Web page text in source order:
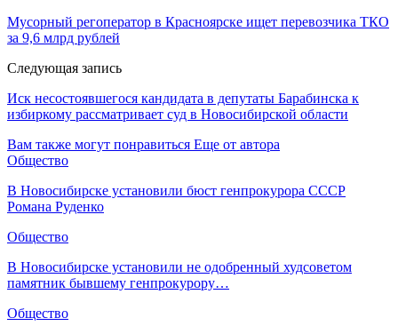
Мусорный регоператор в Красноярске ищет перевозчика ТКО
за 9,6 млрд рублей
Следующая запись
Иск несостоявшегося кандидата в депутаты Барабинска к
избиркому рассматривает суд в Новосибирской области
Вам также могут понравиться Еще от автора
Общество
В Новосибирске установили бюст генпрокурора СССР
Романа Руденко
Общество
В Новосибирске установили не одобренный худсоветом
памятник бывшему генпрокурору…
Общество